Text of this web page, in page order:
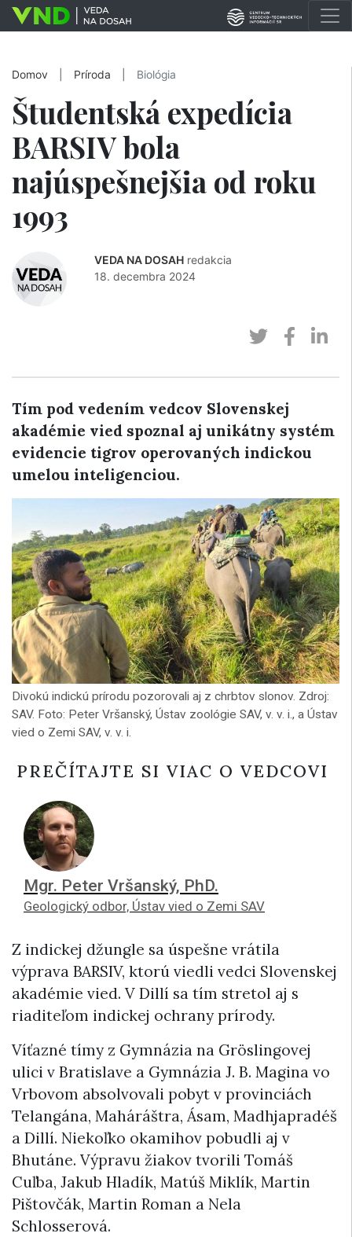
Domov Príroda Biológia
Študentská expedícia
BARSIV bola
najúspešnejšia od roku
1993
VEDA NA DOSAH redakcia
18. decembra 2024
Tím pod vedením vedcov Slovenskej
akadémie vied spoznal aj unikátny systém
evidencie tigrov operovaných indickou
umelou inteligenciou.
Divokú indickú prírodu pozorovali aj z chrbtov slonov. Zdroj:
SAV. Foto: Peter Vršanský, Ústav zoológie SAV, v. v. i., a Ústav
vied o Zemi SAV, v. v. i.
PREČÍTAJTE SI VIAC O VEDCOVI
Mgr. Peter Vršanský, PhD.
Geologický odbor, Ústav vied o Zemi SAV
Z indickej džungle sa úspešne vrátila
výprava BARSIV, ktorú viedli vedci Slovenskej
akadémie vied. V Dillí sa tím stretol aj s
riaditeľom indickej ochrany prírody.
Víťazné tímy z Gymnázia na Gröslingovej
ulici v Bratislave a Gymnázia J. B. Magina vo
Vrbovom absolvovali pobyt v provinciách
Telangána, Maháráštra, Ásam, Madhjapradéš
a Dillí. Niekoľko okamihov pobudli aj v
Bhutáne. Výpravu žiakov tvorili Tomáš
Cuľba, Jakub Hladík, Matúš Miklík, Martin
Pištovčák, Martin Roman a Nela
Schlosserová.